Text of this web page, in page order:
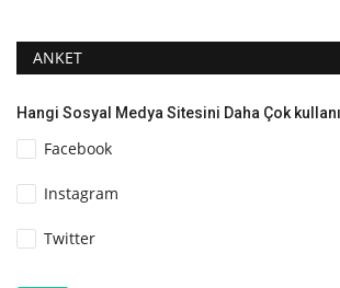
ANKET
Hangi Sosyal Medya Sitesini Daha Çok
Facebook
Instagram
Twitter